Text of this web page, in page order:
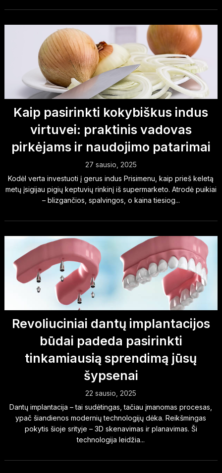
Kaip pasirinkti kokybiškus indus
virtuvei: praktinis vadovas
pirkėjams ir naudojimo patarimai
27 sausio, 2025
Kodėl verta investuoti į gerus indus Prisimenu, kaip prieš keletą
metų įsigijau pigių keptuvių rinkinį iš supermarketo. Atrodė puikiai
– blizgančios, spalvingos, o kaina tiesiog...
Revoliuciniai dantų implantacijos
būdai padeda pasirinkti
tinkamiausią sprendimą jūsų
šypsenai
22 sausio, 2025
Dantų implantacija – tai sudėtingas, tačiau įmanomas procesas,
ypač šiandienos modernių technologijų dėka. Reikšmingas
pokytis šioje srityje – 3D skenavimas ir planavimas. Ši
technologija leidžia...